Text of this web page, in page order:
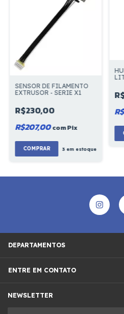
SENSOR DE FILAMENTO
EXTRUSOR - SERIE X1
R$230,00
R$207,00comPix
3em estoque
DEPARTAMENTOS
ENTRE EM CONTATO
NEWSLETTER